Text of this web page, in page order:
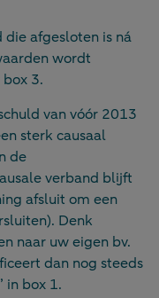
die afgesloten is ná
wordt
3.
van vóór 2013
sterk causaal
de
verband blijft
afsluit om een
Denk
naar uw eigen bv.
dan nog steeds
in box 1.